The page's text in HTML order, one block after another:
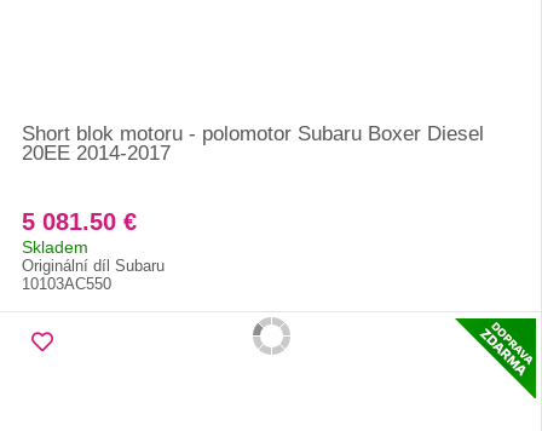
Short blok motoru - polomotor Subaru Boxer Diesel
20EE 2014-2017
5 081.50 €
Skladem
Originální díl Subaru
10103AC550